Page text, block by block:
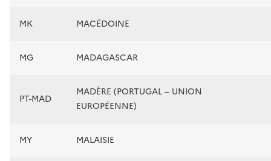
MK MACÉDOINE
MG MADAGASCAR
PT-MAD
MADÈRE (PORTUGAL – UNION
EUROPÉENNE)
MY MALAISIE